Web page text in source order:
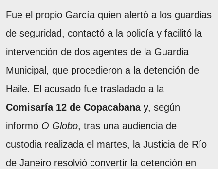
Fue el propio García quien alertó a los guardias
de seguridad, contactó a la policía y facilitó la
intervención de dos agentes de la Guardia
Municipal, que procedieron a la detención de
Haile. El acusado fue trasladado a la
Comisaría 12 de Copacabanay, según
informó O Globo, tras una audiencia de
custodia realizada el martes, la Justicia de Río
de Janeiro resolvió convertir la detención en